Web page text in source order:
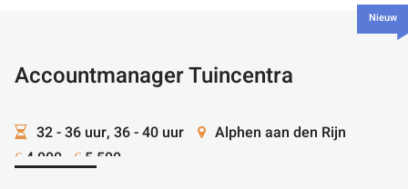
Accountmanager Tuincentra
32 - 36 uur, 36 - 40 uur Alphen aan den Rijn
€ 4.000 - € 5.500
Nieuw